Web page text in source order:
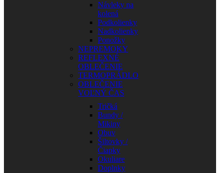
Návleky na
kolená
Podkolienky
Nadkolienky
Ponožky
NEPREMOKY
REFLEXNÉ
OBLEČENIE
TERMOPRÁDLO
OBLEČENIE
VOĽNÝ ČAS
Tričká
Bundy /
Mikiny
Obuv
Šiltovky /
Čiapky
Okuliare
Doplnky